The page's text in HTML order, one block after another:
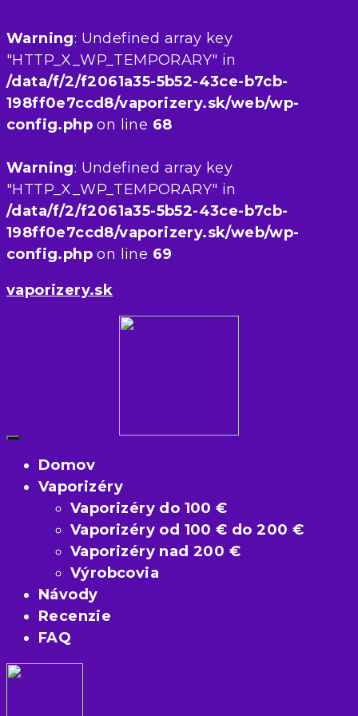
Warning: Undefined array key
"HTTP_X_WP_TEMPORARY" in
/data/f/2/f2061a35-5b52-43ce-b7cb-
198ff0e7ccd8/vaporizery.sk/web/wp-
config.php on line 68
Warning: Undefined array key
"HTTP_X_WP_TEMPORARY" in
/data/f/2/f2061a35-5b52-43ce-b7cb-
198ff0e7ccd8/vaporizery.sk/web/wp-
config.php on line 69
vaporizery.sk
Domov
Vaporizéry
Vaporizéry do 100 €
Vaporizéry od 100 € do 200 €
Vaporizéry nad 200 €
Výrobcovia
Návody
Recenzie
FAQ